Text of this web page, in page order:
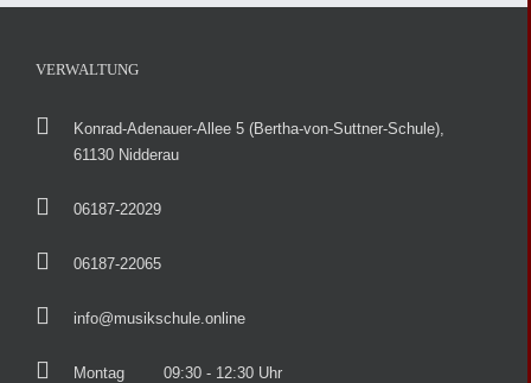
VERWALTUNG
Konrad-Adenauer-Allee 5 (Bertha-von-Suttner-Schule),
61130 Nidderau
06187-22029
06187-22065
info@musikschule.online
Montag
09:30 - 12:30 Uhr